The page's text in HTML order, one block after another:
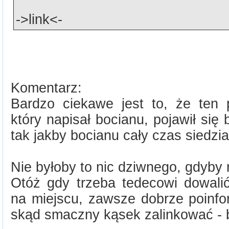
->link<-
Komentarz:
Bardzo ciekawe jest to, że ten
który napisał bocianu, pojawił się
tak jakby bocianu cały czas
Nie byłoby to nic dziwnego, gdyby
Otóż gdy trzeba tedecowi
na miejscu, zawsze dobrze
skąd smaczny kąsek zalinkować -